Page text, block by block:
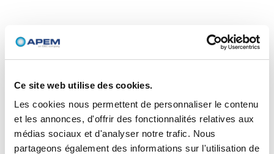
Ce site web utilise des cookies.
Les cookies nous permettent de personnaliser le contenu
et les annonces, d'offrir des fonctionnalités relatives aux
médias sociaux et d'analyser notre trafic. Nous
partageons également des informations sur l'utilisation de